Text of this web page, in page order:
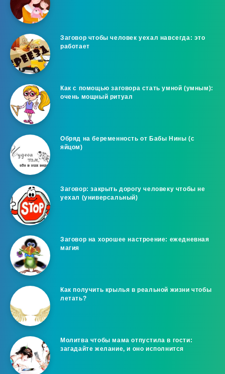
Заговор чтобы человек уехал навсегда: это
работает
Как с помощью заговора стать умной (умным):
очень мощный ритуал
Обряд на беременность от Бабы Нины (с
яйцом)
Заговор: закрыть дорогу человеку чтобы не
уехал (универсальный)
Заговор на хорошее настроение: ежедневная
магия
Как получить крылья в реальной жизни чтобы
летать?
Молитва чтобы мама отпустила в гости:
загадайте желание, и оно исполнится